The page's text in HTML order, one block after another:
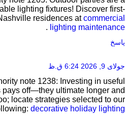
lighting fixtures! Discover first-
residences atcommercial
lighting maintenance
.
پاسخ
جولای 9, 2026 6:24 ق.ظ
note 1238: Investing in useful
pays off—they ultimate longer and
locate strategies selected to our
decorative holiday lighting